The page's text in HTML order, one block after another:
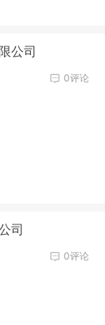
公司
0评论
司
0评论